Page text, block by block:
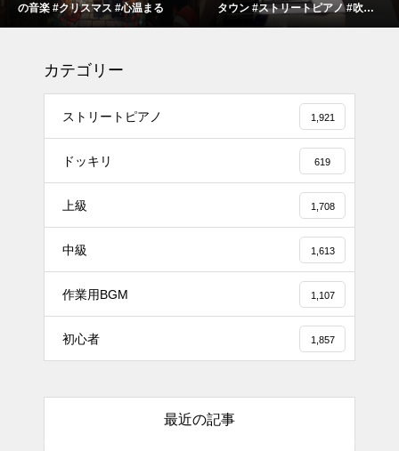
の音楽 #クリスマス #心温まる
タウン #ストリートピアノ #吹奏
楽
カテゴリー
ストリートピアノ 1,921
ドッキリ 619
上級 1,708
中級 1,613
作業用BGM 1,107
初心者 1,857
最近の記事
#tiktok #shorts #shortsdaily #sh
ortsdance #shirose #磁石 #white
jam #ピアノ初心者 #ピアノレッ
【転生悪女の黒歴史OP】ピアノ
で「Black Flame」弾いてみた
（中～上級）【The Dark History
ほぼ日1フレーズ THE BLUE H